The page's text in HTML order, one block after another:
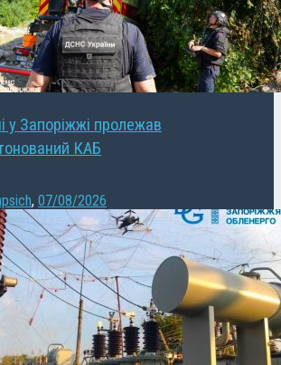
у Запоріжжі пролежав
КАБ
, 07/08/2026